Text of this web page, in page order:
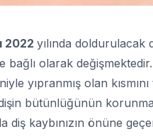
2022 yılında
bağlı olarak değişmektedir.
yıpranmış olan
bütünlüğünün
diş kaybınızın önüne